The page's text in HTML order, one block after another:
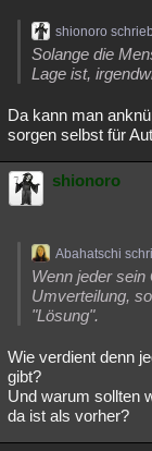
shionoro
Solange die
Lage ist,
Da kann man
sorgen selbst für
shionoro
Abahatschi
Wenn jeder
Umverteilung,
"Lösung".
Wie verdient denn
gibt?
Und warum sollten
da ist als vorher?